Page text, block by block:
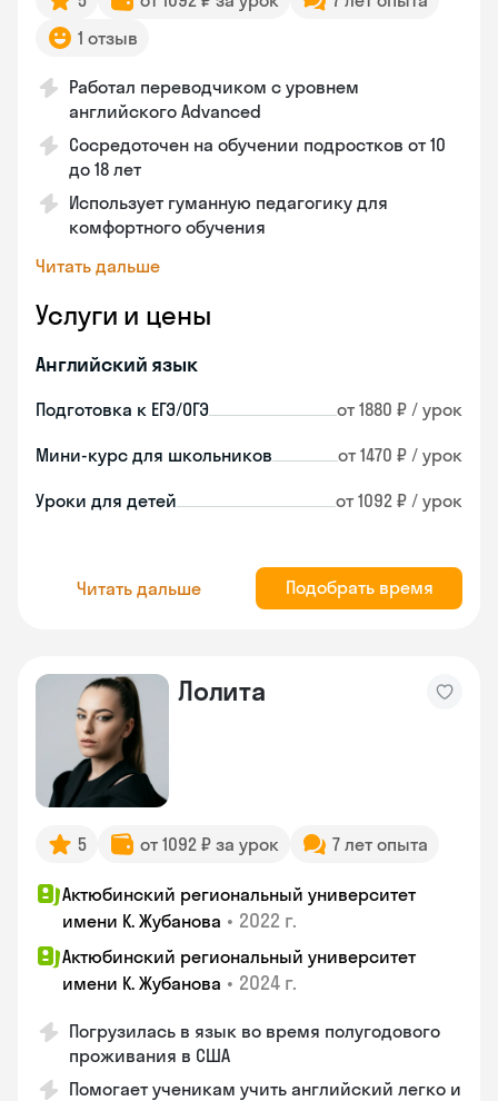
1 отзыв
Работал переводчиком с уровнем
английского Advanced
Сосредоточен на обучении подростков от 10
до 18 лет
Использует гуманную педагогику для
комфортного обучения
Читать дальше
Услуги и цены
Английский язык
Подготовка к ЕГЭ/ОГЭ от 1880 ₽ / урок
Мини-курс для школьников от 1470 ₽ / урок
Уроки для детей от 1092 ₽ / урок
Читать дальше Подобрать время
Лолита
5 от 1092 ₽ за урок 7 лет опыта
Актюбинский региональный университет
имени К. Жубанова • 2022 г.
Актюбинский региональный университет
имени К. Жубанова • 2024 г.
Погрузилась в язык во время полугодового
проживания в США
Помогает ученикам учить английский легко и